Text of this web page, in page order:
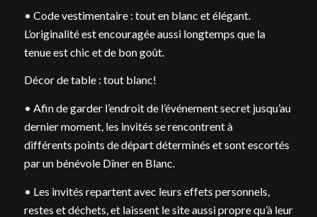
• Code vestimentaire : tout en blanc et élégant.
L’originalité est encouragée aussi longtemps que la
tenue est chic et de bon goût.
Décor de table : tout blanc!
• Afin de garder l’endroit de l’événement secret jusqu’au
dernier moment, les invités se rencontrent à
différents points de départ déterminés et sont escortés
par un bénévole Dîner en Blanc.
• Les invités repartent avec leurs effets personnels,
restes et déchets, et laissent le site aussi propre qu’à leur